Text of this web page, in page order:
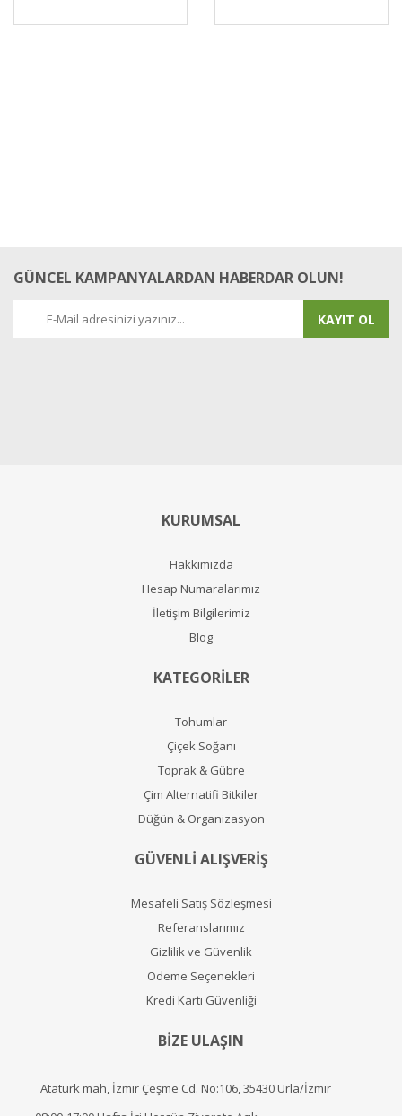
GÜNCEL KAMPANYALARDAN HABERDAR OLUN!
KAYIT OL
KURUMSAL
Hakkımızda
Hesap Numaralarımız
İletişim Bilgilerimiz
Blog
KATEGORİLER
Tohumlar
Çiçek Soğanı
Toprak & Gübre
Çim Alternatifi Bitkiler
Düğün & Organizasyon
GÜVENLİ ALIŞVERİŞ
Mesafeli Satış Sözleşmesi
Referanslarımız
Gizlilik ve Güvenlik
Ödeme Seçenekleri
Kredi Kartı Güvenliği
BİZE ULAŞIN
Atatürk mah, İzmir Çeşme Cd. No:106, 35430 Urla/İzmir